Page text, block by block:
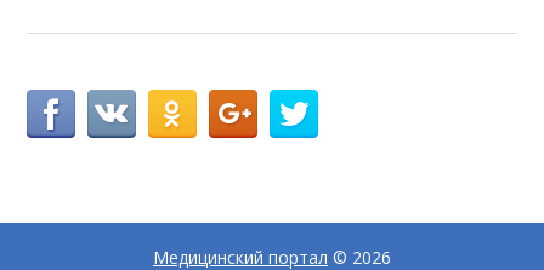
Медицинский портал © 2026